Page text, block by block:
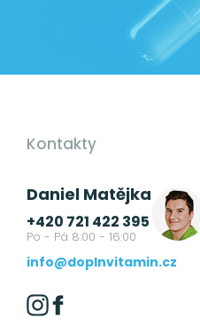
Kontakty
Daniel Matějka
+420 721 422 395
Po - Pá 8:00 - 16:00
info@doplnvitamin.cz